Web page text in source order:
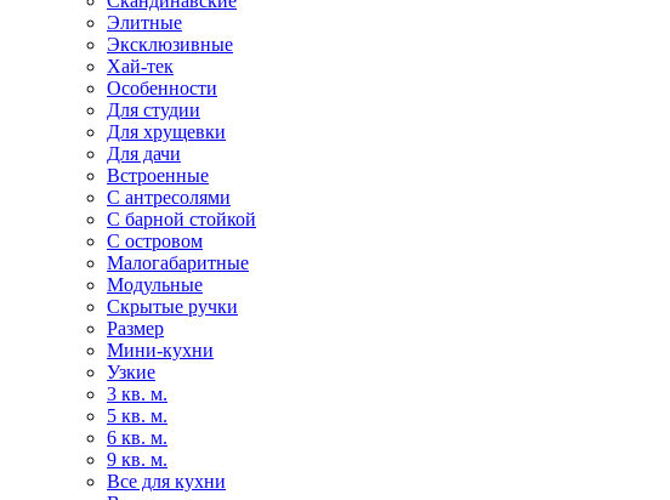
Элитные
Эксклюзивные
Хай-тек
Особенности
Для студии
Для хрущевки
Для дачи
Встроенные
С антресолями
С барной стойкой
С островом
Малогабаритные
Модульные
Скрытые ручки
Размер
Мини-кухни
Узкие
3 кв. м.
5 кв. м.
6 кв. м.
9 кв. м.
Все для кухни